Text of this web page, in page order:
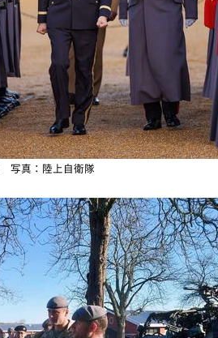
写真：陸上自衛隊